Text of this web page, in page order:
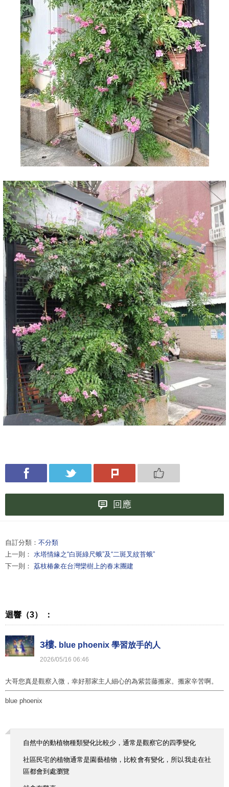
回應
自訂分類： 不分類
上一則： 水塔情緣之“白斑綠尺蛾”及“二斑叉紋苔蛾”
下一則： 荔枝椿象在台灣欒樹上的春末團建
迴響（3） ：
3樓. blue phoenix 學習放手的人
2026/05/16 06:46
大哥您真是觀察入微，幸好那家主人細心的為紫芸藤搬家。搬家辛苦啊。
blue phoenix
自然中的動植物種類變化比較少，通常是觀察它的四季變化
社區民宅的植物通常是園藝植物，比較會有變化，所以我走在社
區都會到處瀏覽